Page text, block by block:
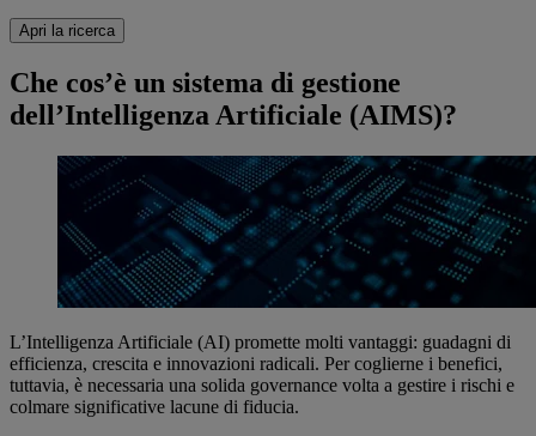
Apri la ricerca
Che cos’è un sistema di gestione
dell’Intelligenza Artificiale (AIMS)?
L’Intelligenza Artificiale (AI) promette molti vantaggi: guadagni di
efficienza, crescita e innovazioni radicali. Per coglierne i benefici,
tuttavia, è necessaria una solida governance volta a gestire i rischi e
colmare significative lacune di fiducia.